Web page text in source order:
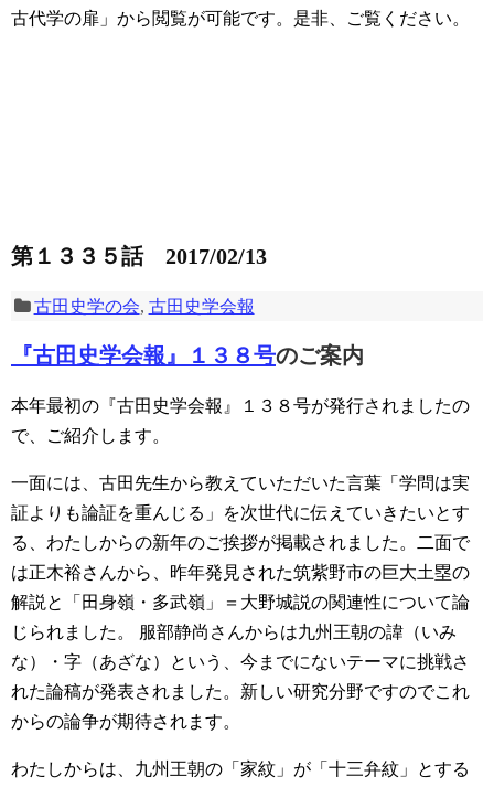
古代学の扉」から閲覧が可能です。是非、ご覧ください。
第１３３５話 2017/02/13
古田史学の会, 古田史学会報
『古田史学会報』１３８号のご案内
本年最初の『古田史学会報』１３８号が発行されましたの
で、ご紹介します。
一面には、古田先生から教えていただいた言葉「学問は実
証よりも論証を重んじる」を次世代に伝えていきたいとす
る、わたしからの新年のご挨拶が掲載されました。二面で
は正木裕さんから、昨年発見された筑紫野市の巨大土塁の
解説と「田身嶺・多武嶺」＝大野城説の関連性について論
じられました。
服部静尚さんからは九州王朝の諱（いみ
な）・字（あざな）という、今までにないテーマに挑戦さ
れた論稿が発表されました。新しい研究分野ですのでこれ
からの論争が期待されます。
わたしからは、九州王朝の「家紋」が「十三弁紋」とする